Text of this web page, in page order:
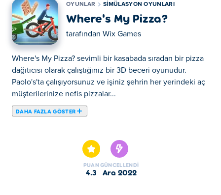
OYUNLAR SIMÜLASYON OYUNLARI
Where's My Pizza?
tarafından Wix Games
Where's My Pizza? sevimli bir kasabada sıradan bir pizza
dağıtıcısı olarak çalıştığınız bir 3D beceri oyunudur.
Paolo's'ta çalışıyorsunuz ve işiniz şehrin her yerindeki aç
müşterilerinize nefis pizzalar...
DAHA FAZLA GÖSTER
Paolo's'ta çalışıyorsunuz ve işiniz şehrin her yerindeki aç
müşterilerinize nefis pizzalar hazırlamak, pişirmek ve
teslim etmek. Pizzaları düşürmeden veya daha kötüsü
PUAN
4.3
GÜNCELLENDI
Ara 2022